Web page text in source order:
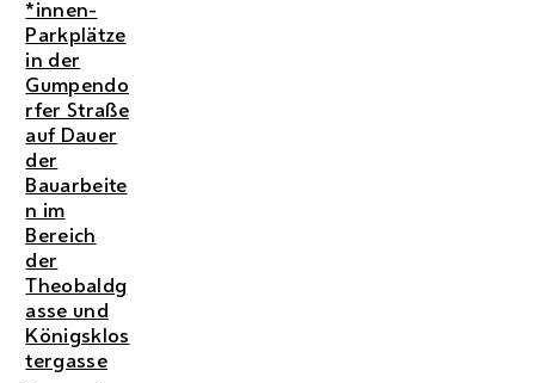
*innen-
Parkplätze
in der
Gumpendo
rfer Straße
auf Dauer
der
Bauarbeite
n im
Bereich
der
Theobaldg
asse und
Königsklos
tergasse